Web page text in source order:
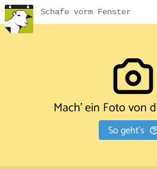
Schafe vorm Fenster
Mach' ein Foto von
So geht's